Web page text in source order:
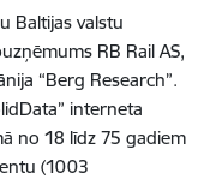
Baltijas valstu
RB Rail AS,
“Berg Research”.
interneta
no 18 līdz 75 gadiem
(1003